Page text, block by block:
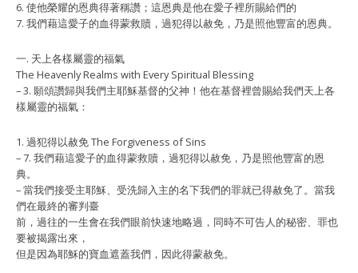
6. 使他榮耀的恩典得著稱讚；這恩典是他在愛⼦裡所賜給們的
7. 我們藉這愛⼦的⾎得蒙救贖，過犯得以赦免，乃是照他豐富的恩典。
⼀. 天上各樣屬靈的福氣
The Heavenly Realms with Every Spiritual Blessing
– 3. 願頌讚歸與我們主耶穌基督的⽗神！他在基督裡曾賜給我們天上各
樣屬靈的福氣：
1. 過犯得以赦免 The Forgiveness of Sins
– 7. 我們藉這愛⼦的⾎得蒙救贖，過犯得以赦免，乃是照他豐富的恩
典。
– 當我們接受主耶穌、受洗歸入主的名下我們的罪就已得赦免了。當我
們在最終的審判臺
前，過往的⼀⽣會在我們眼前快速地略過，同時不可告⼈的秘密、罪也
要被揭露出來，
但是因為耶穌的寶⾎遮蓋我們，因此得蒙赦免。